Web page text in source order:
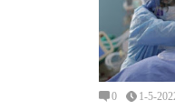
0 1-5-